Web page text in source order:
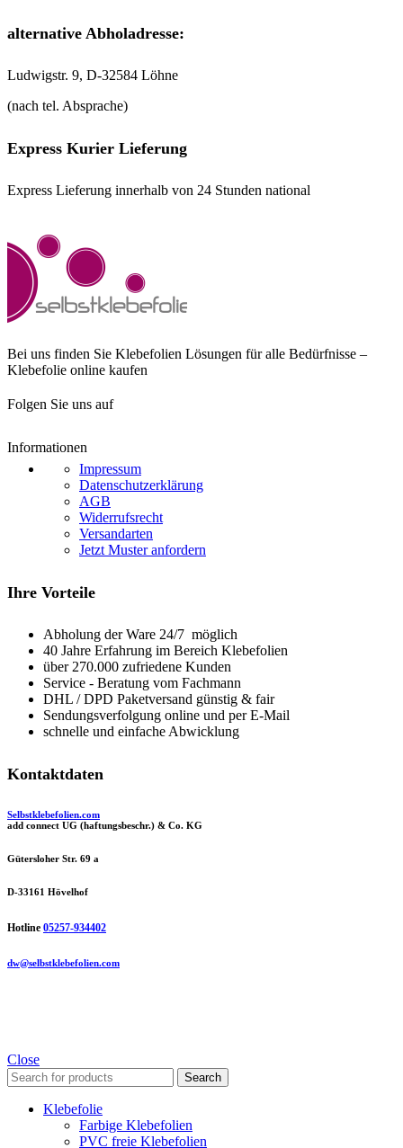
alternative Abholadresse:
Ludwigstr. 9, D-32584 Löhne
(nach tel. Absprache)
Express Kurier Lieferung
Express Lieferung innerhalb von 24 Stunden national
Bei uns finden Sie Klebefolien Lösungen für alle Bedürfnisse –
Klebefolie online kaufen
Folgen Sie uns auf
Informationen
Impressum
Datenschutzerklärung
AGB
Widerrufsrecht
Versandarten
Jetzt Muster anfordern
Ihre Vorteile
Abholung der Ware 24/7 möglich
40 Jahre Erfahrung im Bereich Klebefolien
über 270.000 zufriedene Kunden
Service - Beratung vom Fachmann
DHL / DPD Paketversand günstig & fair
Sendungsverfolgung online und per E-Mail
schnelle und einfache Abwicklung
Kontaktdaten
Selbstklebefolien.com
add connect UG (haftungsbeschr.) & Co. KG
Gütersloher Str. 69 a
D-33161 Hövelhof
Hotline 05257-934402
dw@selbstklebefolien.com
Close
Search
Klebefolie
Farbige Klebefolien
PVC freie Klebefolien